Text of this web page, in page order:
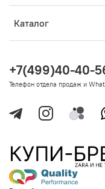
Каталог
+7(499)40-40-
Телефон отдела продаж и